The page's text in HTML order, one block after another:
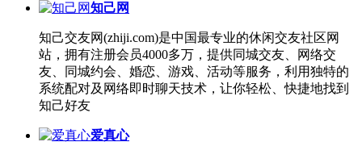
知己网
知己交友网(zhiji.com)是中国最专业的休闲交友社区网
站，拥有注册会员4000多万，提供同城交友、网络交
友、同城约会、婚恋、游戏、活动等服务，利用独特的
系统配对及网络即时聊天技术，让你轻松、快捷地找到
知己好友
爱真心